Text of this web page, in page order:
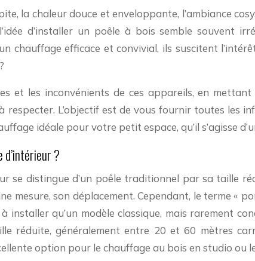
d’installer un poêle à bois semble souvent
chauffage efficace et convivial, ils suscitent
et les inconvénients de ces appareils, en
respecter. L’objectif est de vous fournir toutes les
idéale pour votre petit espace, qu’il s’agisse
d’intérieur ?
se distingue d’un poêle traditionnel par sa taille
mesure, son déplacement. Cependant, le terme «
installer qu’un modèle classique, mais rarement
réduite, généralement entre 20 et 60 mètres
option pour le chauffage au bois en studio ou